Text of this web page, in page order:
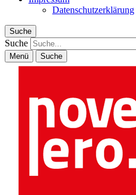
Datenschutzerklärung
Suche
Suche
Menü Suche